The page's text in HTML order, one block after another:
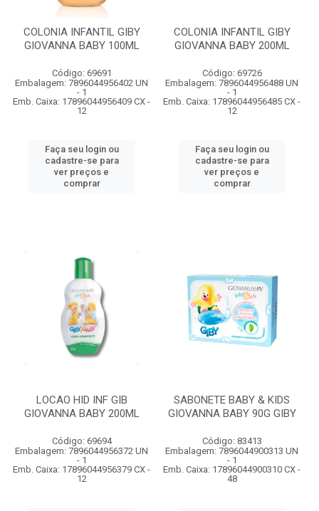
COLONIA INFANTIL GIBY
GIOVANNA BABY 100ML
Código: 69691
Embalagem: 7896044956402 UN
- 1
Emb. Caixa: 17896044956409 CX -
12
Faça seu login ou
cadastre-se para
ver preços e
comprar
COLONIA INFANTIL GIBY
GIOVANNA BABY 200ML
Código: 69726
Embalagem: 7896044956488 UN
- 1
Emb. Caixa: 17896044956485 CX -
12
Faça seu login ou
cadastre-se para
ver preços e
comprar
LOCAO HID INF GIB
GIOVANNA BABY 200ML
Código: 69694
Embalagem: 7896044956372 UN
- 1
Emb. Caixa: 17896044956379 CX -
12
SABONETE BABY & KIDS
GIOVANNA BABY 90G GIBY
Código: 83413
Embalagem: 7896044900313 UN
- 1
Emb. Caixa: 17896044900310 CX -
48